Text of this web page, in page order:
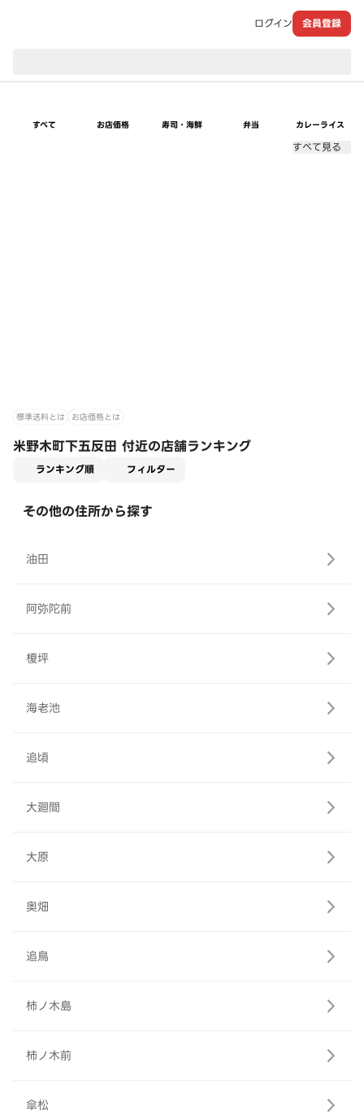
ログイン 会員登録
すべて お店価格 寿司・海鮮 弁当 カレーライス
すべて見る
標準送料とは お店価格とは
米野木町下五反田 付近の店舗ランキング
ランキング順 フィルター
その他の住所から探す
油田
阿弥陀前
榎坪
海老池
追頃
大廻間
大原
奥畑
追鳥
柿ノ木島
柿ノ木前
傘松